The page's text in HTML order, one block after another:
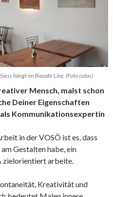
hängt im Biocafe Linz. (Foto cotas)
Mensch, malst schon
Deiner Eigenschaften
Kommunikationsexpertin
in der VOSÖ ist es, dass
Gestalten habe, ein
zielorientiert arbeite.
Kreativität und